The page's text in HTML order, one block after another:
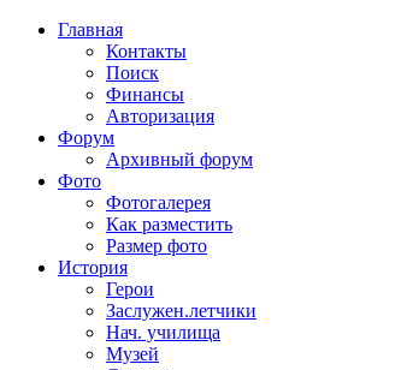
Главная
Контакты
Поиск
Финансы
Авторизация
Форум
Архивный форум
Фото
Фотогалерея
Как разместить
Размер фото
История
Герои
Заслужен.летчики
Нач. училища
Музей